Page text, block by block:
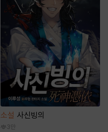
소설 사신빙의
3만